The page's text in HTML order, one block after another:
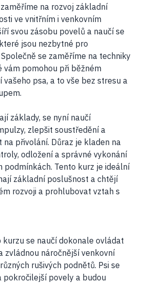
na rozvoj základní
ve vnitřním i venkovním
svou zásobu povelů a naučí se
jsou nezbytné pro
se zaměříme na techniky
vám pomohou při běžném
psa, a to vše bez stresu a
základy, se nyní naučí
zlepšit soustředění a
na přivolání. Důraz je kladen na
odložení a správné vykonání
podmínkách. Tento kurz je ideální
základní poslušnost a chtějí
rozvoji a prohlubovat vztah s
se naučí dokonale ovládat
zvládnou náročnější venkovní
rušivých podnětů. Psi se
pokročilejší povely a budou